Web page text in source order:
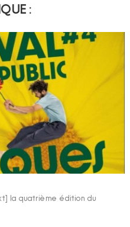
:
la quatrième édition du